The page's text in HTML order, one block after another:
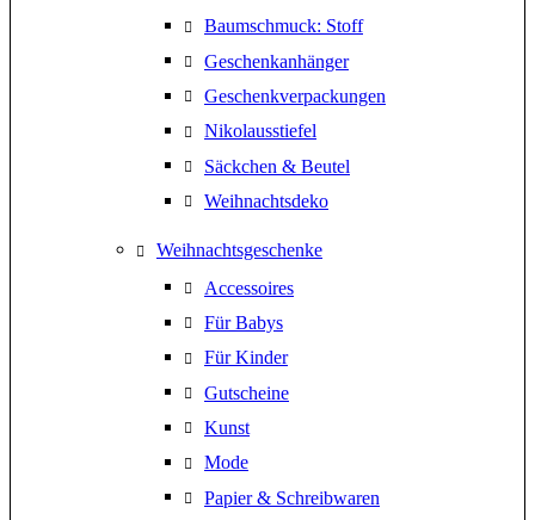
Baumschmuck: Stoff
Geschenkanhänger
Geschenkverpackungen
Nikolausstiefel
Säckchen & Beutel
Weihnachtsdeko
Weihnachtsgeschenke
Accessoires
Für Babys
Für Kinder
Gutscheine
Kunst
Mode
Papier & Schreibwaren